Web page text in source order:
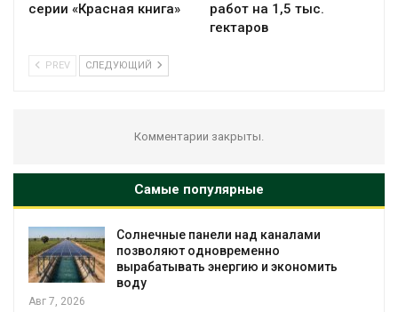
серии «Красная книга»
работ на 1,5 тыс.
гектаров
PREV СЛЕДУЮЩИЙ
Комментарии закрыты.
Самые популярные
Солнечные панели над каналами
позволяют одновременно
вырабатывать энергию и экономить
воду
Авг 7, 2026